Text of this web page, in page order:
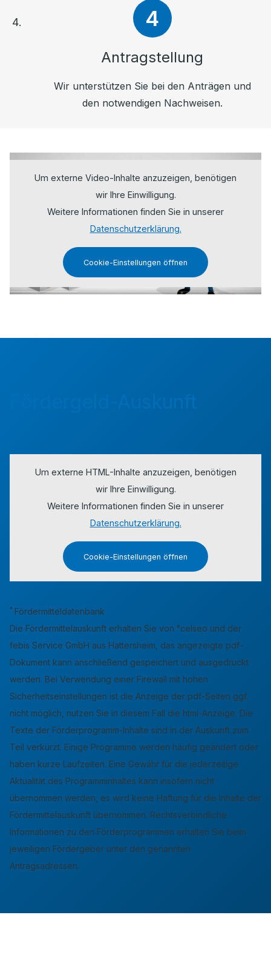
Antragstellung
Wir unterstützen Sie bei den Anträgen und
den notwendigen Nachweisen.
Um externe Video-Inhalte anzuzeigen, benötigen
wir Ihre Einwilligung.
Weitere Informationen finden Sie in unserer
Datenschutzerklärung.
Cookie-Einstellungen öffnen
Um externe HTML-Inhalte anzuzeigen, benötigen
wir Ihre Einwilligung.
Weitere Informationen finden Sie in unserer
Datenschutzerklärung.
Cookie-Einstellungen öffnen
* Fördermitteldatenbank
Die Fördermittelauskunft erhalten Sie von °celseo und der
febis Service GmbH aus Hattersheim, das angezeigte pdf-
Dokument kann anschließend gespeichert und ausgedruckt
werden. Bei Verwendung einer Firewall mit hohen
Sicherheitseinstellungen ist die Anzeige der pdf-Seiten ggf.
nicht möglich, nutzen Sie in diesem Fall die html-Anzeige. Die
Texte der Förderprogramm-Inhalte sind in der Auskunft zum
Teil verkürzt. Einige Programme werden häufig geändert oder
haben kurze Laufzeiten. Eine Gewähr für die jederzeitige
Aktualität des Programminhaltes kann insofern nicht
übernommen werden, es wird keine Haftung für die Inhalte der
Fördermittelauskunft übernommen. Rechtsverbindliche
Informationen zu den Förderprogrammen erhalten Sie beim
jeweiligen Fördergeber unter den genannten
Antragsadressen.